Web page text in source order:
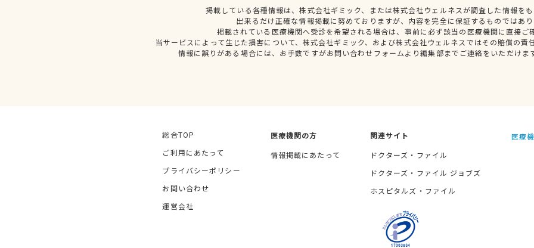
掲載している各種情報は、株式会社ギミック、または株式会社ウェルネスが調査した情報を
出来るだけ正確な情報掲載に努めておりますが、内容を完全に保証するものではあ
掲載されている医療機関へ受診を希望される場合は、事前に必ず該当の医療機関に直接ご
当サービスによって生じた損害について、株式会社ギミック、および株式会社ウェルネスではその賠償の責
情報に誤りがある場合には、お手数ですがお問い合わせフォームより編集部までご連絡をいただけま
総合TOP
ご利用にあたって
プライバシーポリシー
お問い合わせ
運営会社
医療機関の方
情報掲載にあたって
関連サイト
ドクターズ・ファイル
ドクターズ・ファイル ジョブズ
ホスピタルズ・ファイル
医療